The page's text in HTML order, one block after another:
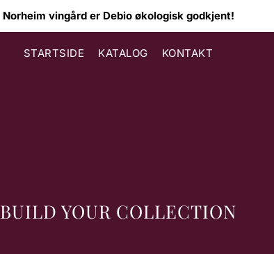
Norheim vingård tar naturen på alvor!
STARTSIDE KATALOG KONTAKT
BUILD YOUR COLLECTION